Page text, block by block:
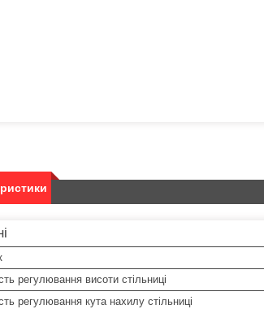
регулювання висоти стільниці
регулювання кута нахилу стільниці